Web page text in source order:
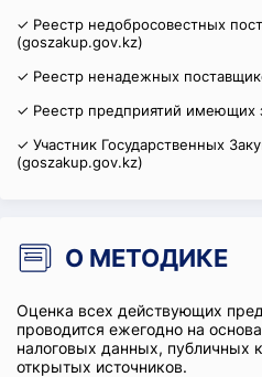
✓ Реестр недобросовестных
(goszakup.gov.kz)
✓ Реестр ненадежных
✓ Реестр предприятий имеющих
✓ Участник Государственных
(goszakup.gov.kz)
О МЕТОДИКЕ
Оценка всех действующих
проводится ежегодно на
налоговых данных, публичных
открытых источников.